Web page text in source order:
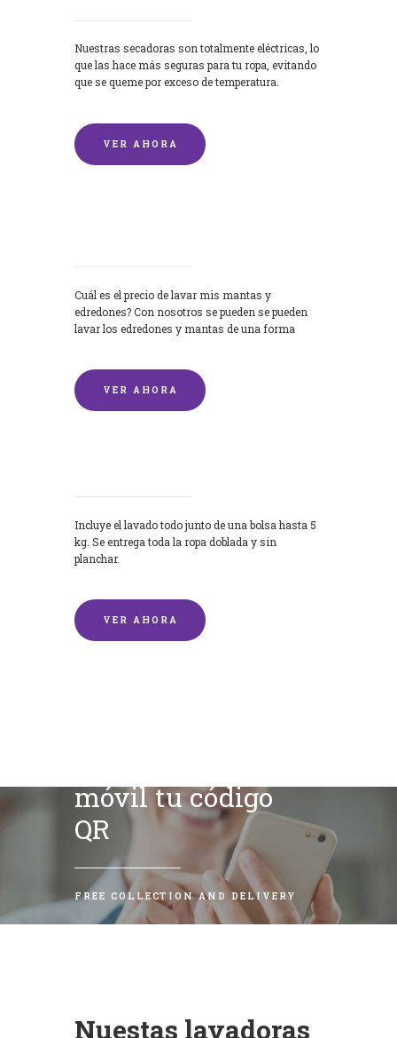
Nuestras secadoras son totalmente eléctricas, lo
que las hace más seguras para tu ropa, evitando
que se queme por exceso de temperatura.
VER AHORA
Cuál es el precio de lavar mis mantas y
edredones? Con nosotros se pueden se pueden
lavar los edredones y mantas de una forma
VER AHORA
Incluye el lavado todo junto de una bolsa hasta 5
kg. Se entrega toda la ropa doblada y sin
planchar.
VER AHORA
móvil tu código
QR
FREE COLLECTION AND DELIVERY
Nuestas lavadoras